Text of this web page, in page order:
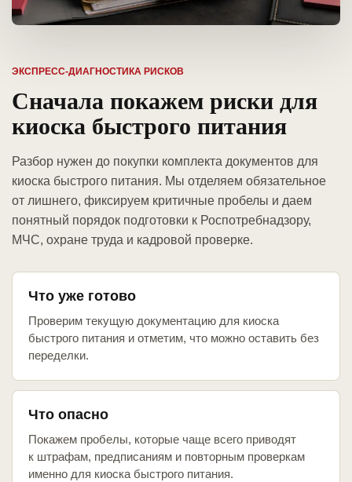
ЭКСПРЕСС-ДИАГНОСТИКА РИСКОВ
Сначала покажем риски для
киоска быстрого питания
Разбор нужен до покупки комплекта документов для
киоска быстрого питания. Мы отделяем обязательное
от лишнего, фиксируем критичные пробелы и даем
понятный порядок подготовки к Роспотребнадзору,
МЧС, охране труда и кадровой проверке.
Что уже готово
Проверим текущую документацию для киоска
быстрого питания и отметим, что можно оставить без
переделки.
Что опасно
Покажем пробелы, которые чаще всего приводят
к штрафам, предписаниям и повторным проверкам
именно для киоска быстрого питания.